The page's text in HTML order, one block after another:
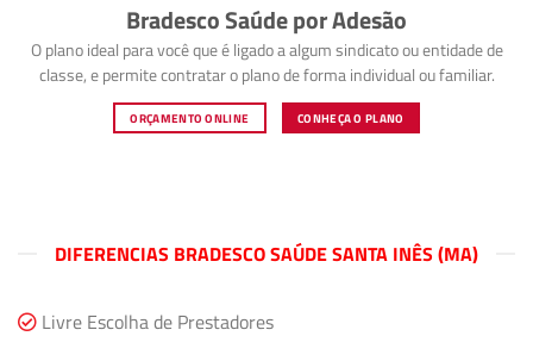
Bradesco Saúde por Adesão
O plano ideal para você que é ligado a algum sindicato ou entidade de
classe, e permite contratar o plano de forma individual ou familiar.
ORÇAMENTO ONLINE CONHEÇA O PLANO
DIFERENCIAS BRADESCO SAÚDE SANTA INÊS (MA)
Livre Escolha de Prestadores